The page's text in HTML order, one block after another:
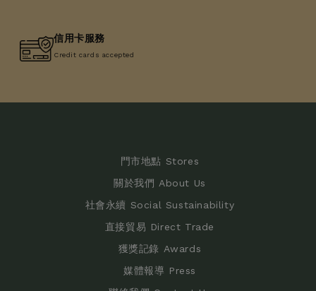
信用卡服務
Credit cards accepted
門市地點 Stores
關於我們 About Us
社會永續 Social Sustainability
直接貿易 Direct Trade
獲獎記錄 Awards
媒體報導 Press